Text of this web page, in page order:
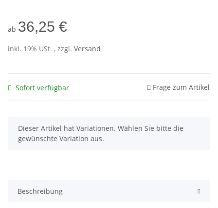
ab 36,25 €
inkl. 19% USt. , zzgl. Versand
Sofort verfügbar Frage zum Artikel
x
Dieser Artikel hat Variationen. Wählen Sie bitte die
gewünschte Variation aus.
Beschreibung